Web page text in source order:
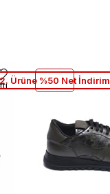
2. Ürüne %50 Net İndirim